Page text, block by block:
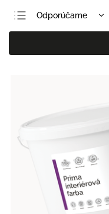
Odporúčame
Najlacnejšie
Najdrahšie